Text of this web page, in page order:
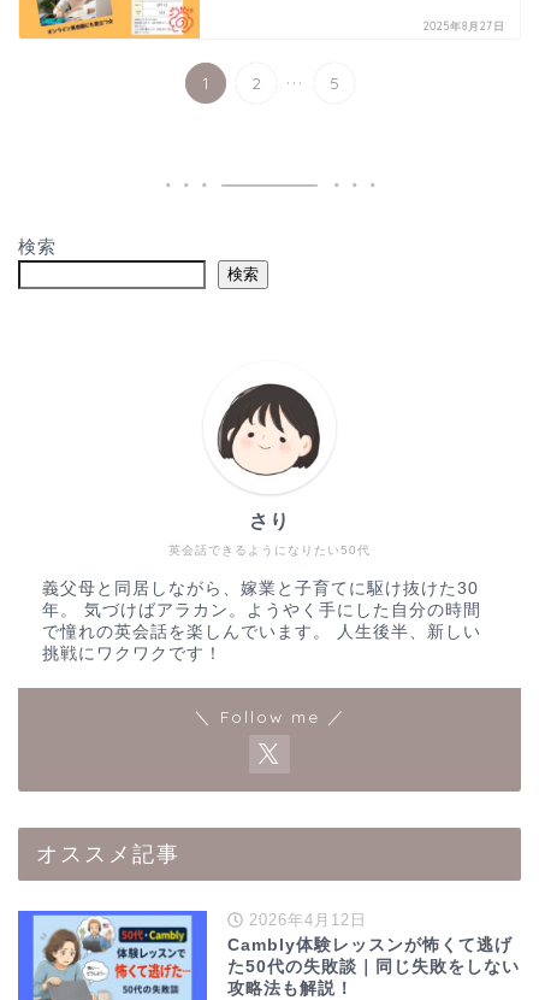
2025年8月27日
1 2 ... 5
検索
検索
英会話できるようになりたい50代
さり
義父母と同居しながら、嫁業と子育てに駆け抜けた30
年。 気づけばアラカン。ようやく手にした自分の時間
で憧れの英会話を楽しんでいます。 人生後半、新しい
挑戦にワクワクです！
＼ Follow me ／
オススメ記事
2026年4月12日
Cambly体験レッスンが怖くて逃げ
た50代の失敗談｜同じ失敗をしない
攻略法も解説！